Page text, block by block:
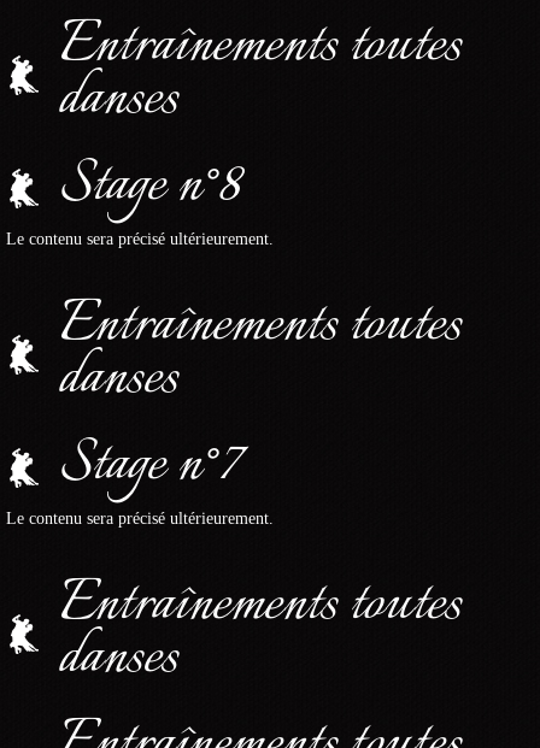
Entraînements toutes
danses
Stage n°8
Le contenu sera précisé ultérieurement.
Entraînements toutes
danses
Stage n°7
Le contenu sera précisé ultérieurement.
Entraînements toutes
danses